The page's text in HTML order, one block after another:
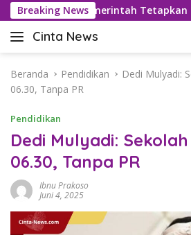
a
Breaking News
42,5°C, Pemerintah Tetapkan
Cinta News
C
n
t
N
e
w
s
K
a
b
Beranda Pendidikan
Dedi Mulyadi:
06.30, Tanpa PR
Pendidikan
Dedi Mulyadi:
06.30, Tanpa PR
Ibnu Prakoso
Juni 4, 2025